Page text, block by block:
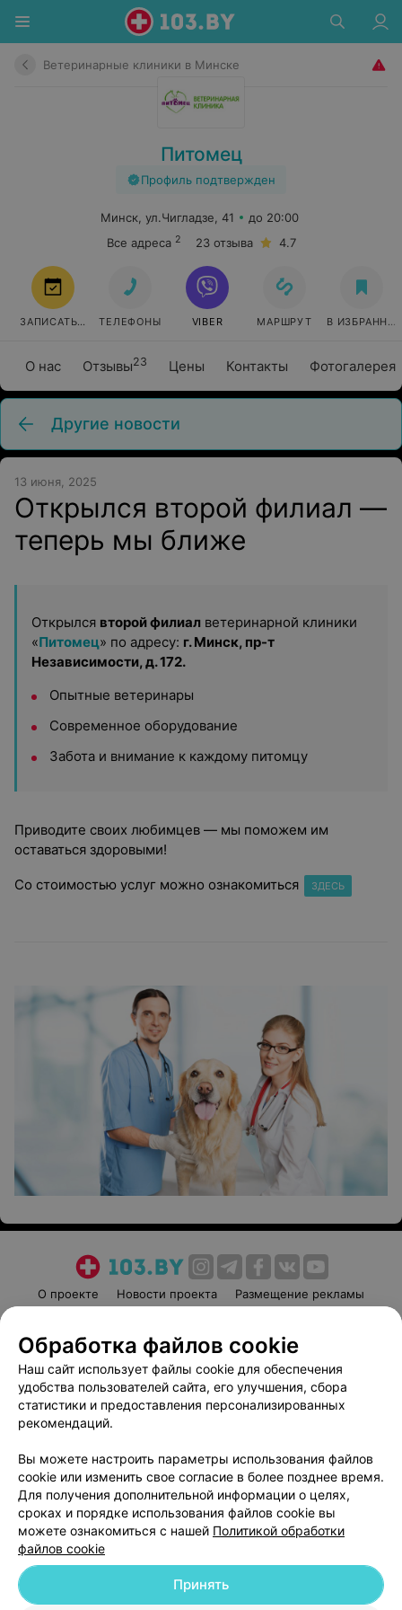
Ветеринарные клиники в Минске
Питомец
Профиль подтвержден
О нас Отзывы23 Цены Контакты Фотогалерея
Минск, ул.Чигладзе, 41
до 20:00
Все адреса 2 23 отзыва 4.7
ЗАПИСАТЬСЯ ТЕЛЕФОНЫ VIBER МАРШРУТ В ИЗБРАННОЕ
Другие новости
13 июня, 2025
Открылся второй филиал —
теперь мы ближе
Открылся второй филиал ветеринарной клиники
«Питомец» по адресу: г. Минск, пр-т
Независимости, д. 172.
Опытные ветеринары
Современное оборудование
Забота и внимание к каждому питомцу
Приводите своих любимцев — мы поможем им
оставаться здоровыми!
Со стоимостью услуг можно ознакомиться ЗДЕСЬ
О проекте Новости проекта
Размещение рекламы
Пользовательское соглашение
Способы оплаты
Вакансии
Партнеры
Написать руководителю 103.by
Обработка персональных данных
© 2026 ООО «Артокс Лаб», УНП 191700409
| 220012, Республика Беларусь,
Обработка файлов cookie
Наш сайт использует файлы cookie для обеспечения
удобства пользователей сайта, его улучшения, сбора
статистики и предоставления персонализированных
рекомендаций.
Вы можете настроить параметры использования файлов
cookie или изменить свое согласие в более позднее время.
Для получения дополнительной информации о целях,
сроках и порядке использования файлов cookie вы
можете ознакомиться с нашей Политикой обработки
файлов cookie
Принять